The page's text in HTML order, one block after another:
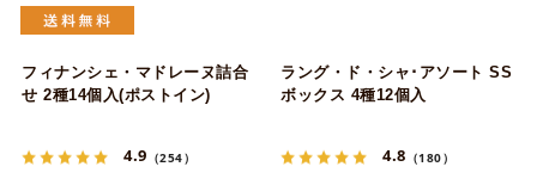
フィナンシェ・マドレーヌ詰合
せ 2種14個入(ポストイン)
4.9 （254）
ラング・ド・シャ･アソート SS
ボックス 4種12個入
4.8 （180）